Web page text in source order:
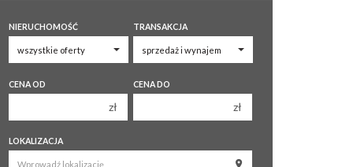
NIERUCHOMOŚĆ TRANSAKCJA
CENA OD
zł
CENA DO
zł
LOKALIZACJA